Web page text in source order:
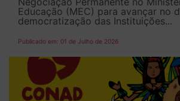
Educação (MEC) para avançar no
democratização das Instituições...
Publicado em: 01 de Julho de 2026